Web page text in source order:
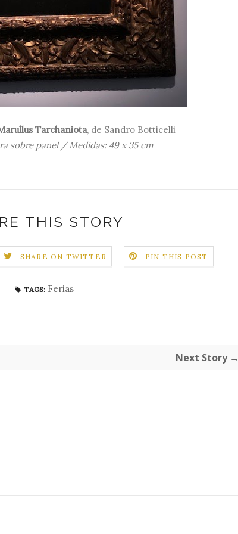
Tarchaniota, de Sandro Botticelli
sobre panel / Medidas: 49 x 35 cm
THIS STORY
SHARE ON TWITTER PIN THIS POST
TAGS: Ferias
Next Story →